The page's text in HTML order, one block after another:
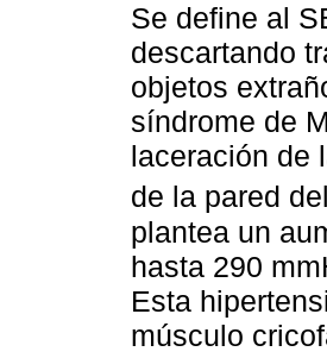
Se define al
descartando
objetos
síndrome de
laceración de
de la pared
plantea un
hasta 290
Esta
músculo